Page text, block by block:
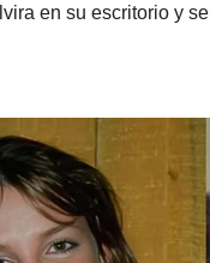
en su escritorio y